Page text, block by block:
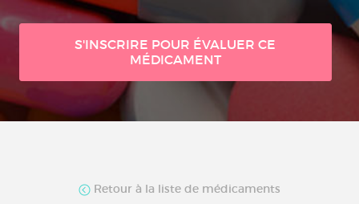
S'INSCRIRE POUR ÉVALUER CE
MÉDICAMENT
Retour à la liste de médicaments